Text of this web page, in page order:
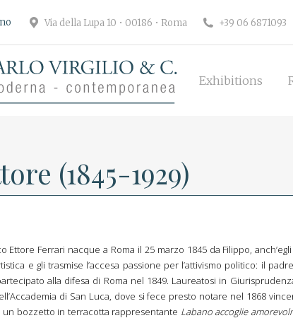
Via della Lupa 10 • 00186 • Roma +39 06 6871093
Exhibitions
(1845-1929)
Ettore Ferrari nacque a Roma il 25 marzo 1845 da Filippo,
e gli trasmise l’accesa passione per l’attivismo politico: il
alla difesa di Roma nel 1849. Laureatosi in
di San Luca, dove si fece presto notare nel 1868
un bozzetto in terracotta rappresentante Labano accoglie